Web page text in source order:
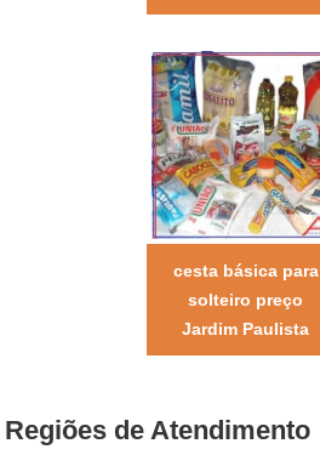
cesta básica para
solteiro preço
Jardim Paulista
Regiões de Atendimento